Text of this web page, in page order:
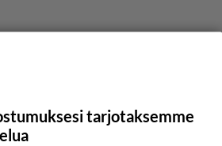
tarjotaksemme